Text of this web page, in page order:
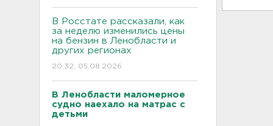
В Росстате рассказали, как
за неделю изменились цены
на бензин в Ленобласти и
других регионах
20:32, 05.08.2026
В Ленобласти маломерное
судно наехало на матрас с
детьми